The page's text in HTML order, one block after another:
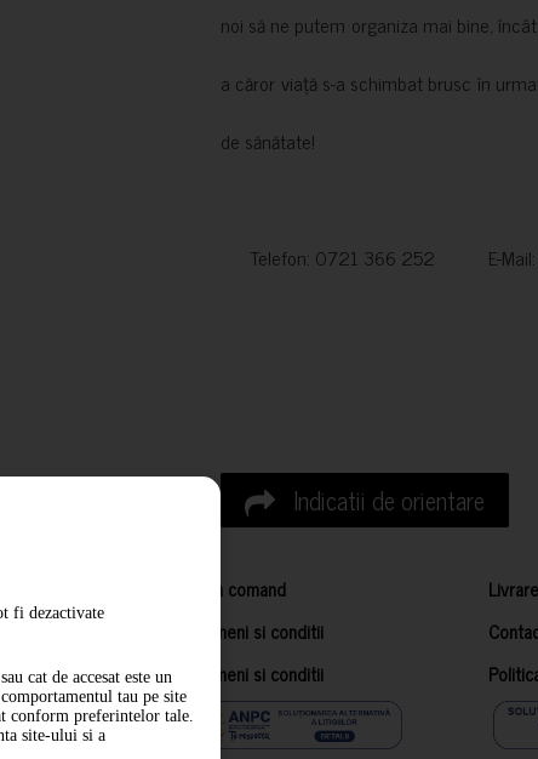
noi să ne putem organiza mai bine,
a căror viață s-a schimbat brusc în
de sănătate!
Telefon: 0721 366 252 E-Mail:
Indicatii de orientare
Cum comand Livrare
Termeni si conditii
Termeni si conditii
fi dezactivate
cat de accesat este un
tau pe site
conform preferintelor tale.
site-ului si a